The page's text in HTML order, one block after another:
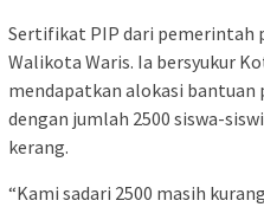
Sertifikat PIP dari pemerintah
Walikota Waris. Ia bersyukur
mendapatkan alokasi bantuan
dengan jumlah 2500 siswa-
kerang.
“Kami sadari 2500 masih